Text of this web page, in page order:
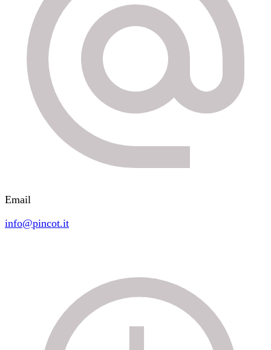
Email
info@pincot.it